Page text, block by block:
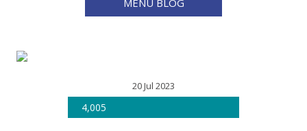
MENU BLOG
20 Jul 2023
4,005